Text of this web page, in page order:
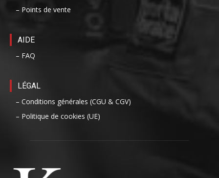
– Points de vente
AIDE
– FAQ
LÉGAL
– Conditions générales (CGU & CGV)
– Politique de cookies (UE)